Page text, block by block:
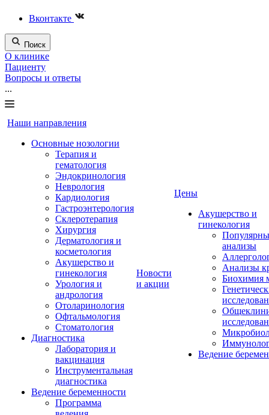
Вконтакте
Поиск
О клинике
Пациенту
Вопросы и ответы
...
Наши направления
Основные нозологии
Терапия и
гематология
Эндокринология
Неврология
Кардиология
Гастроэнтерология
Склеротерапия
Хирургия
Дерматология и
косметология
Акушерство и
гинекология
Урология и
андрология
Отоларинология
Офтальмология
Стоматология
Диагностика
Лаборатория и
вакцинация
Инструментальная
диагностика
Ведение беременности
Программа
Новости
и акции
Цены
Акушерство и
гинекология
анализы
Анализы
Биохимия
Ведение